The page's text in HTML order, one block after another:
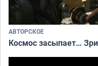
АВТОРСКОЕ
Космос засыпает…